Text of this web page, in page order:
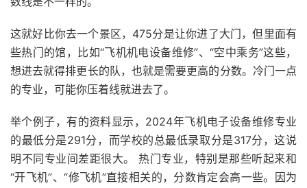
这就好比你去一个景区，475分是让你进了大门，但里面有
些热门的馆，比如“飞机机电设备维修”、“空中乘务”这些，
想进去就得排更长的队，也就是需要更高的分数。冷门一点
的专业，可能你压着线就进去了。
举个例子，有的资料显示，2024年飞机电子设备维修专业
的最低分是291分，而学校的总最低录取分是317分，这说
明不同专业间差距很大。 热门专业，特别是那些听起来和
“开飞机”、“修飞机”直接相关的，分数肯定会高一些。因为